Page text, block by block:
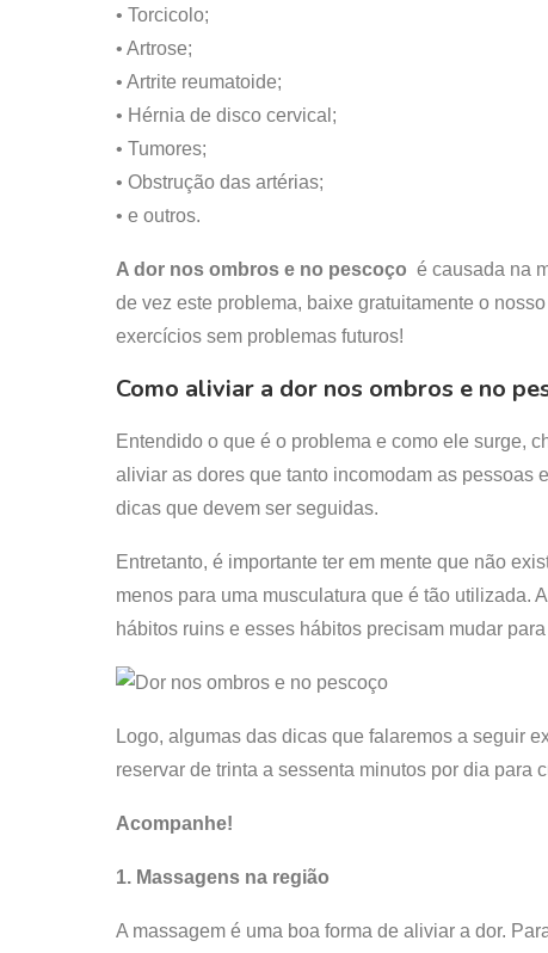
• Torcicolo;
• Artrose;
• Artrite reumatoide;
• Hérnia de disco cervical;
• Tumores;
• Obstrução das artérias;
• e outros.
A dor nos ombros e no pescoço é causada na
de vez este problema, baixe gratuitamente o
exercícios sem problemas futuros!
Como aliviar a dor nos ombros e no
Entendido o que é o problema e como ele surge,
aliviar as dores que tanto incomodam as pessoas
dicas que devem ser seguidas.
Entretanto, é importante ter em mente que não
menos para uma musculatura que é tão utilizada. A
hábitos ruins e esses hábitos precisam mudar
Logo, algumas das dicas que falaremos a seguir
reservar de trinta a sessenta minutos por dia para
Acompanhe!
1. Massagens na região
A massagem é uma boa forma de aliviar a dor.